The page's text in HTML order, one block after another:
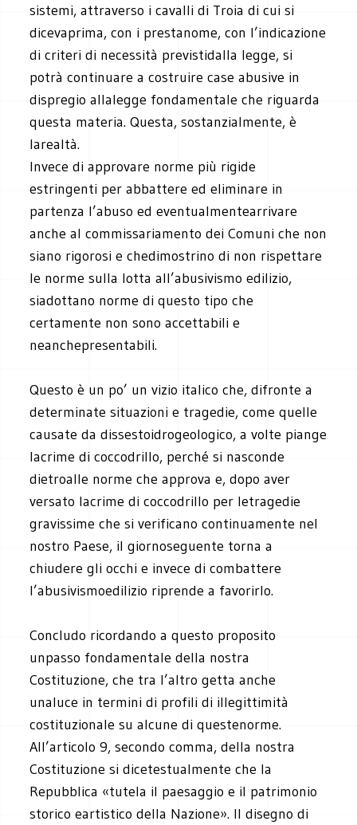
sistemi, attraverso i cavalli di Troia di cui si
dicevaprima, con i prestanome, con l’indicazione
di criteri di necessità previstidalla legge, si
potrà continuare a costruire case abusive in
dispregio allalegge fondamentale che riguarda
questa materia. Questa, sostanzialmente, è
larealtà.
Invece di approvare norme più rigide
estringenti per abbattere ed eliminare in
partenza l’abuso ed eventualmentearrivare
anche al commissariamento dei Comuni che non
siano rigorosi e chedimostrino di non rispettare
le norme sulla lotta all’abusivismo edilizio,
siadottano norme di questo tipo che
certamente non sono accettabili e
neanchepresentabili.
Questo è un po’ un vizio italico che, difronte a
determinate situazioni e tragedie, come quelle
causate da dissestoidrogeologico, a volte piange
lacrime di coccodrillo, perché si nasconde
dietroalle norme che approva e, dopo aver
versato lacrime di coccodrillo per letragedie
gravissime che si verificano continuamente nel
nostro Paese, il giornoseguente torna a
chiudere gli occhi e invece di combattere
l’abusivismoedilizio riprende a favorirlo.
Concludo ricordando a questo proposito
unpasso fondamentale della nostra
Costituzione, che tra l’altro getta anche
unaluce in termini di profili di illegittimità
costituzionale su alcune di questenorme.
All’articolo 9, secondo comma, della nostra
Costituzione si dicetestualmente che la
Repubblica «tutela il paesaggio e il patrimonio
storico eartistico della Nazione». Il disegno di